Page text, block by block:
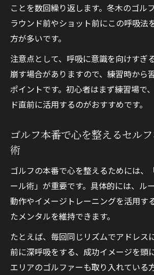
ことを数回繰り返します。冬木のゴル
ラウンド前やショット前にこの呼吸法
方が多いです。
注意点として、呼吸に意識を向けすぎ
崩す場合がありますので、練習時から
ポイントです。初心者はまず練習場で
ド直前に活用するのがおすすめです。
ゴルフ本番で心を整えるセル
術
ゴルフの本番で心を整えるためには、
ール術」が重要です。具体的には、ル
動作やイメージトレーニングを活用す
たメンタルを維持できます。
たとえば、毎回同じリズムでアドレス
前に深呼吸をする、成功イメージを頭
エリアのゴルファーも取り入れている